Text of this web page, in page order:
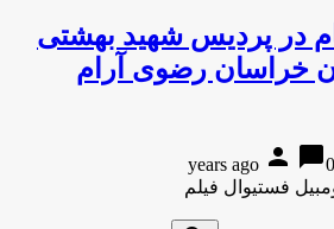
گمنام در پردیس شهید بهشتی
خراسان رضوی آرام
person chat_bubble0